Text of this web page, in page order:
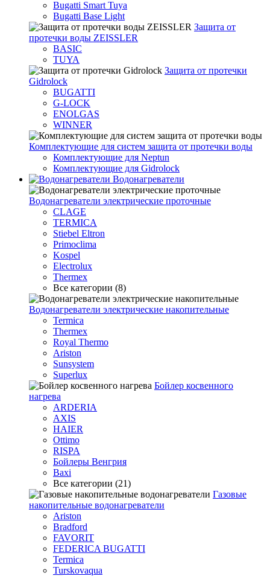
Bugatti Smart Tuya
Bugatti Base Light
Защита от
протечки воды ZEISSLER
BASIC
TUYA
Защита от протечки
Gidrolock
BUGATTI
G-LOCK
ENOLGAS
WINNER
Комплектующие для систем защита от протечки воды
Комплектующие для Neptun
Комплектующие для Gidrolock
Водонагреватели
Водонагреватeли электрические проточные
CLAGE
TERMICA
Stiebel Eltron
Primoclima
Kospel
Electrolux
Thermex
Все категории (8)
Водонагреватели электрические накопительные
Termica
Thermex
Royal Thermo
Ariston
Sunsystem
Superlux
Бойлер косвенного
нагрева
ARDERIA
AXIS
HAIER
Ottimo
RISPA
Бойлеры Венгрия
Baxi
Все категории (21)
Газовые
накопительные водонагреватели
Ariston
Bradford
FAVORIT
FEDERICA BUGATTI
Termica
Turskovaqua